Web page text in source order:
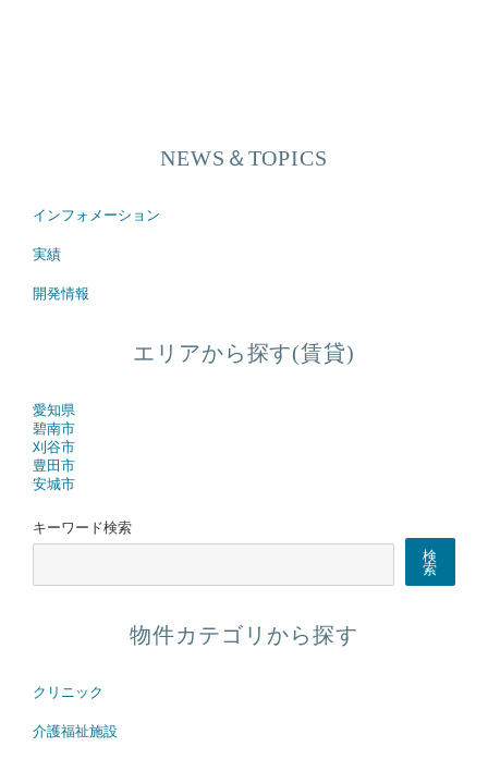
NEWS＆TOPICS
インフォメーション
実績
開発情報
エリアから探す(賃貸)
愛知県
碧南市
刈谷市
豊田市
安城市
キーワード検索
検
索
物件カテゴリから探す
クリニック
介護福祉施設